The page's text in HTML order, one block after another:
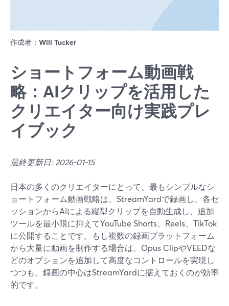
作成者： Will Tucker
ショートフォーム動画戦
略：AIクリップを活用した
クリエイター向け実践プレ
イブック
最終更新日: 2026-01-15
日本の多くのクリエイターにとって、最もシンプルなシ
ョートフォーム動画戦略は、StreamYardで録画し、各セ
ッションからAIによる縦型クリップを自動生成し、追加
ツールを最小限に抑えてYouTube Shorts、Reels、TikTok
に公開することです。もし複数の録画プラットフォーム
から大量に動画を制作する場合は、Opus ClipやVEEDな
どのオプションを追加して高度なコントロールを実現し
つつも、録画の中心はStreamYardに据えておくのが効率
的です。